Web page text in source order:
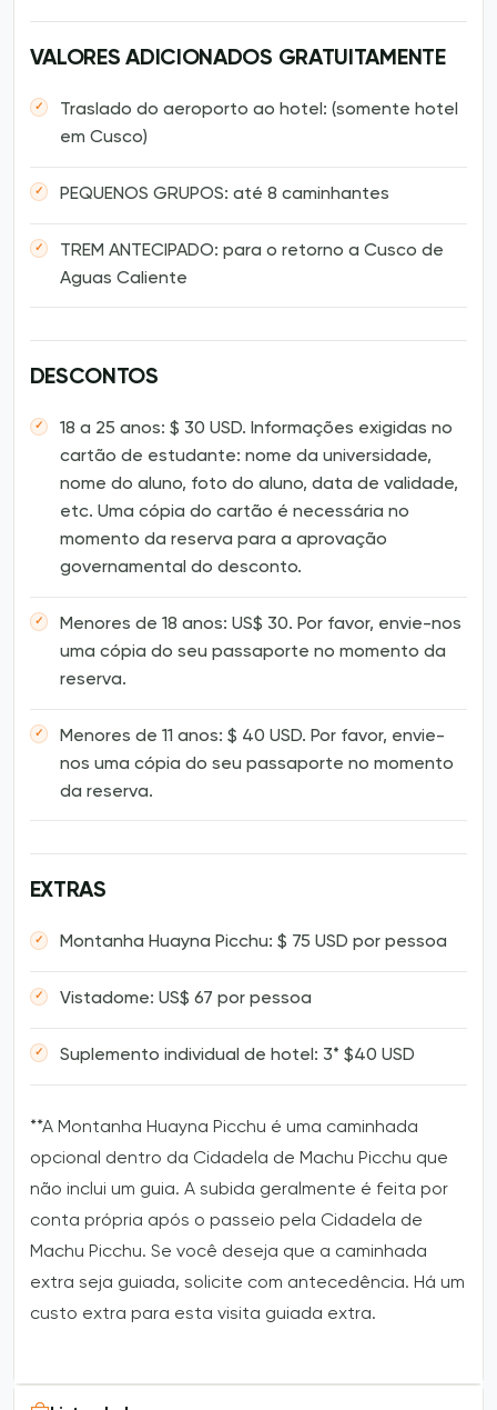
VALORES ADICIONADOS GRATUITAMENTE
Traslado do aeroporto ao hotel: (somente hotel
em Cusco)
PEQUENOS GRUPOS: até 8 caminhantes
TREM ANTECIPADO: para o retorno a Cusco de
Aguas Caliente
DESCONTOS
18 a 25 anos: $ 30 USD. Informações exigidas no
cartão de estudante: nome da universidade,
nome do aluno, foto do aluno, data de validade,
etc. Uma cópia do cartão é necessária no
momento da reserva para a aprovação
governamental do desconto.
Menores de 18 anos: US$ 30. Por favor, envie-nos
uma cópia do seu passaporte no momento da
reserva.
Menores de 11 anos: $ 40 USD. Por favor, envie-
nos uma cópia do seu passaporte no momento
da reserva.
EXTRAS
Montanha Huayna Picchu: $ 75 USD por pessoa
Vistadome: US$ 67 por pessoa
Suplemento individual de hotel: 3* $40 USD
**A Montanha Huayna Picchu é uma caminhada
opcional dentro da Cidadela de Machu Picchu que
não inclui um guia. A subida geralmente é feita por
conta própria após o passeio pela Cidadela de
Machu Picchu. Se você deseja que a caminhada
extra seja guiada, solicite com antecedência. Há um
custo extra para esta visita guiada extra.